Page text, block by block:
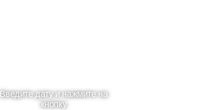
Введите дату и нажмите на
кнопку